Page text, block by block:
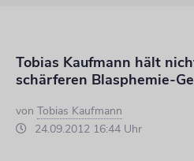
Tobias Kaufmann hält
schärferen Blasphemie-
von Tobias Kaufmann
24.09.2012 16:44 Uhr